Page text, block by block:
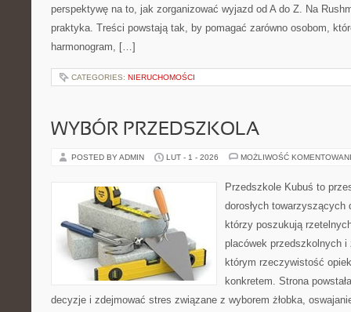
perspektywę na to, jak zorganizować wyjazd od A do Z. Na
praktyka. Treści powstają tak, by pomagać zarówno osobom,
harmonogram, […]
CATEGORIES: NIERUCHOMOŚCI
WYBÓR PRZEDSZKOLA
POSTED BY ADMIN LUT - 1 - 2026 MOŻLIWOŚĆ
Przedszkole Kubuś to
dorosłych
którzy poszukują
placówek przedszkolnych i
którym rzeczywistość
konkretem. Strona
decyzje i zdejmować stres związane z wyborem żłobka,